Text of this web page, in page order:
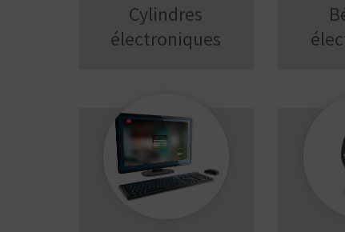
Cylindres
électroniques